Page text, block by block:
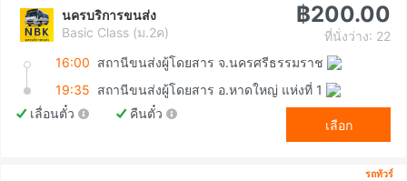
นครบริการขนส่ง
Basic Class (ม.2ค)
฿200.00
ที่นั่งว่าง: 22
16:00 สถานีขนส่งผู้โดยสาร จ.นครศรีธรรมราช
19:35 สถานีขนส่งผู้โดยสาร อ.หาดใหญ่ แห่งที่ 1
เลื่อนตั๋ว
คืนตั๋ว
เลือก
รถทัวร์